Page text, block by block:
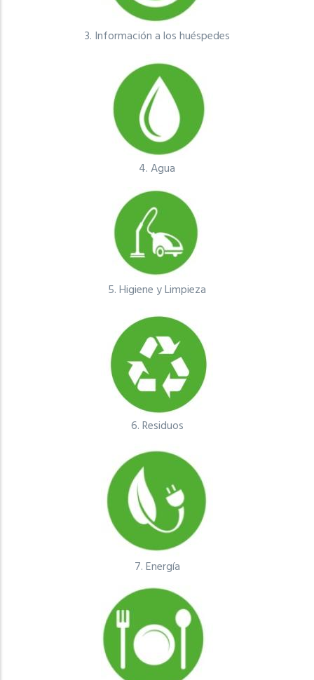
3. Información a los huéspedes
4.Agua
5.Higiene y Limpieza
6.Residuos
7.Energía